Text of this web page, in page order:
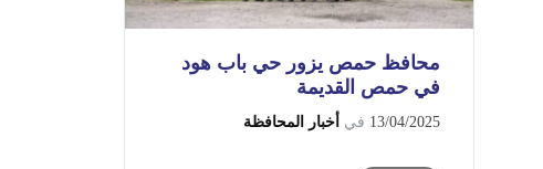
محافظ حمص يزور حي باب هود
في حمص القديمة
13/04/2025 في أخبار المحافظة